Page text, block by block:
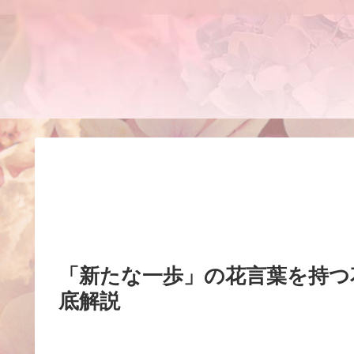
「新たな一歩」の花言葉を持
底解説